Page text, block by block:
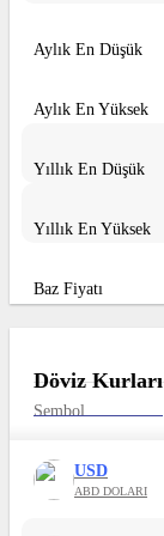
Aylık En Düşük
Aylık En Yüksek
Yıllık En Düşük
Yıllık En Yüksek
Baz Fiyatı
Döviz Kurları
Sembol
USD
ABD DOLARI